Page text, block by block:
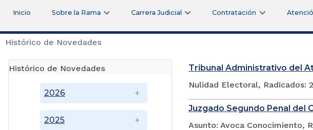
Inicio Sobre la Rama Carrera Judicial Contratación
Histórico de Novedades
Histórico de Novedades
2025
2026
Tribunal Administrativo del
Nulidad Electoral, Radicados:
Juzgado Segundo Penal del
Asunto: Avoca Conocimiento,